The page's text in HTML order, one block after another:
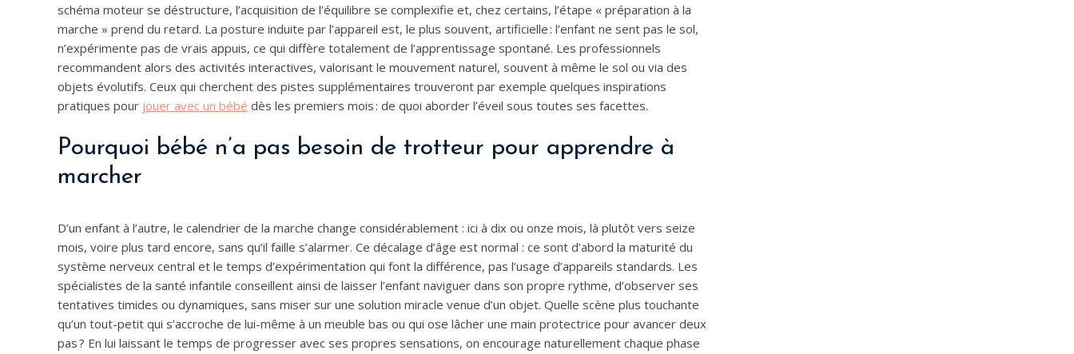
schéma moteur se déstructure, l’acquisition de l’équilibre se complexifie et, chez certains, l’étape « préparation à la
marche » prend du retard. La posture induite par l’appareil est, le plus souvent, artificielle : l’enfant ne sent pas le sol,
n’expérimente pas de vrais appuis, ce qui diffère totalement de l’apprentissage spontané. Les professionnels
recommandent alors des activités interactives, valorisant le mouvement naturel, souvent à même le sol ou via des
objets évolutifs. Ceux qui cherchent des pistes supplémentaires trouveront par exemple quelques inspirations
pratiques pour jouer avec un bébé dès les premiers mois : de quoi aborder l’éveil sous toutes ses facettes.
Pourquoi bébé n’a pas besoin de trotteur pour apprendre à
marcher
D’un enfant à l’autre, le calendrier de la marche change considérablement : ici à dix ou onze mois, là plutôt vers seize
mois, voire plus tard encore, sans qu’il faille s’alarmer. Ce décalage d’âge est normal : ce sont d’abord la maturité du
système nerveux central et le temps d’expérimentation qui font la différence, pas l’usage d’appareils standards. Les
spécialistes de la santé infantile conseillent ainsi de laisser l’enfant naviguer dans son propre rythme, d’observer ses
tentatives timides ou dynamiques, sans miser sur une solution miracle venue d’un objet. Quelle scène plus touchante
qu’un tout-petit qui s’accroche de lui-même à un meuble bas ou qui ose lâcher une main protectrice pour avancer deux
pas ? En lui laissant le temps de progresser avec ses propres sensations, on encourage naturellement chaque phase